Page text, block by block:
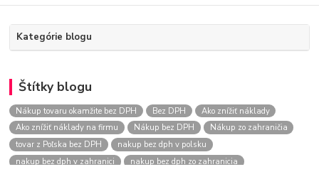
Kategórie blogu
Štítky blogu
Nákup tovaru okamžite bez DPH Bez DPH
Ako znížiť náklady
Ako znížiť náklady na firmu
Nákup bez DPH
Nákup zo zahraničia
tovar z Poľska bez DPH
nakup bez dph v polsku
nakup bez dph v zahranici
nakup bez dph zo zahranicia